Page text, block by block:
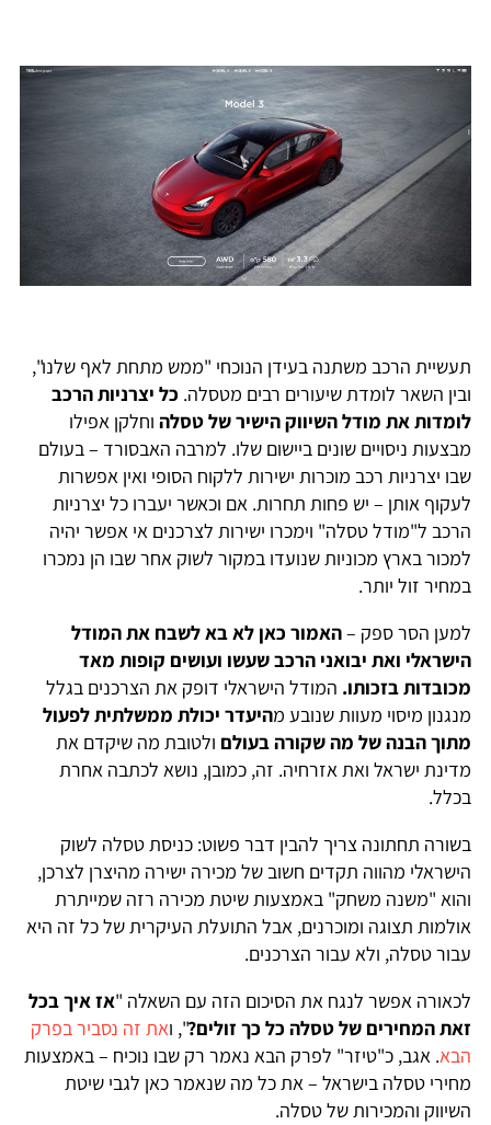
תעשיית הרכב משתנה בעידן הנוכחי "ממש מתחת לאף שלנו",
ובין השאר לומדת שיעורים רבים מטסלה. כל יצרניות הרכב
לומדות את מודל השיווק הישיר של טסלה וחלקן אפילו
מבצעות ניסויים שונים ביישום שלו. למרבה האבסורד – בעולם
שבו יצרניות רכב מוכרות ישירות ללקוח הסופי ואין אפשרות
לעקוף אותן – יש פחות תחרות. אם וכאשר יעברו כל יצרניות
הרכב ל"מודל טסלה" וימכרו ישירות לצרכנים אי אפשר יהיה
למכור בארץ מכוניות שנועדו במקור לשוק אחר שבו הן נמכרו
במחיר זול יותר.
למען הסר ספק –האמור כאן לא בא לשבח את המודל
הישראלי ואת יבואני הרכב שעשו ועושים קופות מאד
מכובדות בזכותו. המודל הישראלי דופק את הצרכנים בגלל
מנגנון מיסוי מעוות שנובע מהיעדר יכולת ממשלתית לפעול
מתוך הבנה של מה שקורה בעולם ולטובת מה שיקדם את
מדינת ישראל ואת אזרחיה. זה, כמובן, נושא לכתבה אחרת
בכלל.
בשורה תחתונה צריך להבין דבר פשוט: כניסת טסלה לשוק
הישראלי מהווה תקדים חשוב של מכירה ישירה מהיצרן לצרכן,
והוא "משנה משחק" באמצעות שיטת מכירה רזה שמייתרת
אולמות תצוגה ומוכרנים, אבל התועלת העיקרית של כל זה היא
עבור טסלה, ולא עבור הצרכנים.
לכאורה אפשר לנגח את הסיכום הזה עם השאלה "אז איך בכל
זאת המחירים של טסלה כל כך זולים?", ואת זה נסביר בפרק
הבא. אגב, כ"טיזר" לפרק הבא נאמר רק שבו נוכיח – באמצעות
מחירי טסלה בישראל – את כל מה שנאמר כאן לגבי שיטת
השיווק והמכירות של טסלה.